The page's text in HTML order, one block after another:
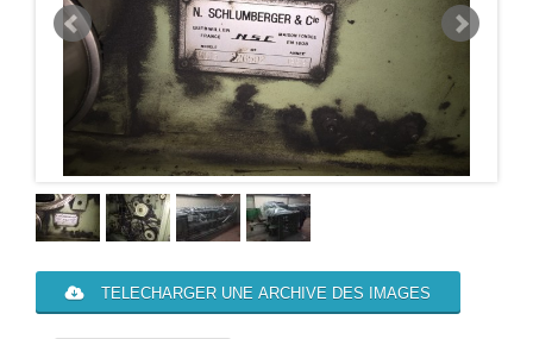
TELECHARGER UNE ARCHIVE DES IMAGES